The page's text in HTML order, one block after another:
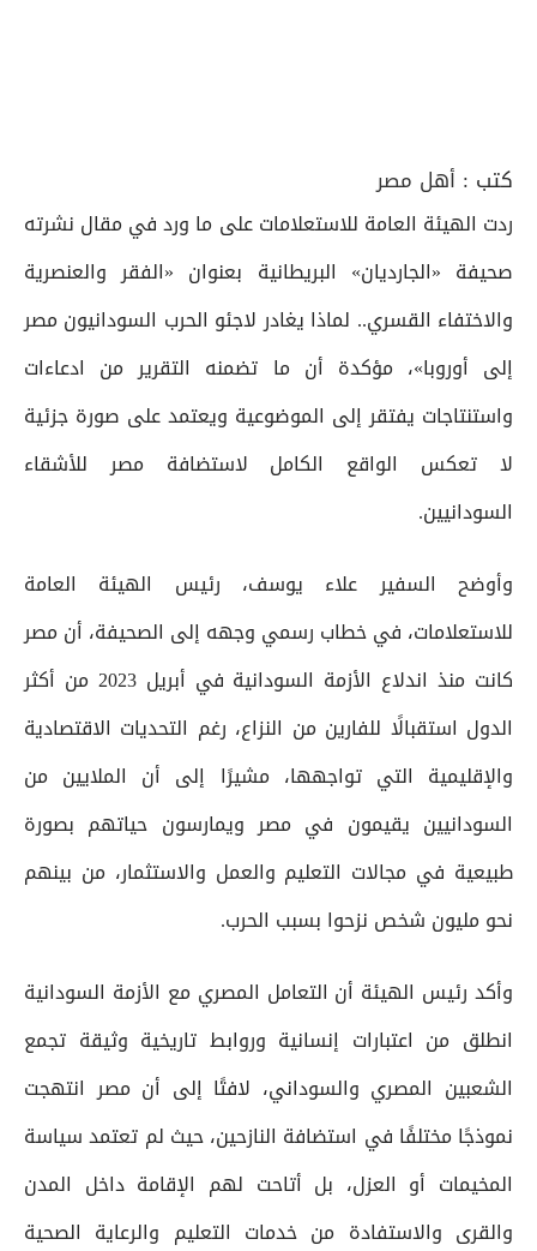
كتب : أهل مصر
ردت الهيئة العامة للاستعلامات على ما ورد في مقال نشرته
صحيفة «الجارديان» البريطانية بعنوان «الفقر والعنصرية
والاختفاء القسري.. لماذا يغادر لاجئو الحرب السودانيون مصر
إلى أوروبا»، مؤكدة أن ما تضمنه التقرير من ادعاءات
واستنتاجات يفتقر إلى الموضوعية ويعتمد على صورة جزئية
لا تعكس الواقع الكامل لاستضافة مصر للأشقاء
السودانيين.
وأوضح السفير علاء يوسف، رئيس الهيئة العامة
للاستعلامات، في خطاب رسمي وجهه إلى الصحيفة، أن مصر
كانت منذ اندلاع الأزمة السودانية في أبريل 2023 من أكثر
الدول استقبالًا للفارين من النزاع، رغم التحديات الاقتصادية
والإقليمية التي تواجهها، مشيرًا إلى أن الملايين من
السودانيين يقيمون في مصر ويمارسون حياتهم بصورة
طبيعية في مجالات التعليم والعمل والاستثمار، من بينهم
نحو مليون شخص نزحوا بسبب الحرب.
وأكد رئيس الهيئة أن التعامل المصري مع الأزمة السودانية
انطلق من اعتبارات إنسانية وروابط تاريخية وثيقة تجمع
الشعبين المصري والسوداني، لافتًا إلى أن مصر انتهجت
نموذجًا مختلفًا في استضافة النازحين، حيث لم تعتمد سياسة
المخيمات أو العزل، بل أتاحت لهم الإقامة داخل المدن
والقرى والاستفادة من خدمات التعليم والرعاية الصحية